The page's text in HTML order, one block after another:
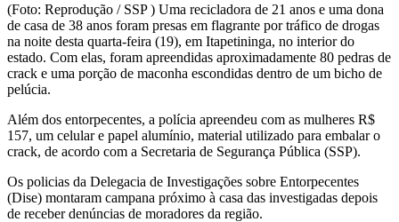
(Foto: Reprodução / SSP ) Uma recicladora de 21 anos e uma dona
de casa de 38 anos foram presas em flagrante por tráfico de drogas
na noite desta quarta-feira (19), em Itapetininga, no interior do
estado. Com elas, foram apreendidas aproximadamente 80 pedras de
crack e uma porção de maconha escondidas dentro de um bicho de
pelúcia.
Além dos entorpecentes, a polícia apreendeu com as mulheres R$
157, um celular e papel alumínio, material utilizado para embalar o
crack, de acordo com a Secretaria de Segurança Pública (SSP).
Os policias da Delegacia de Investigações sobre Entorpecentes
(Dise) montaram campana próximo à casa das investigadas depois
de receber denúncias de moradores da região.